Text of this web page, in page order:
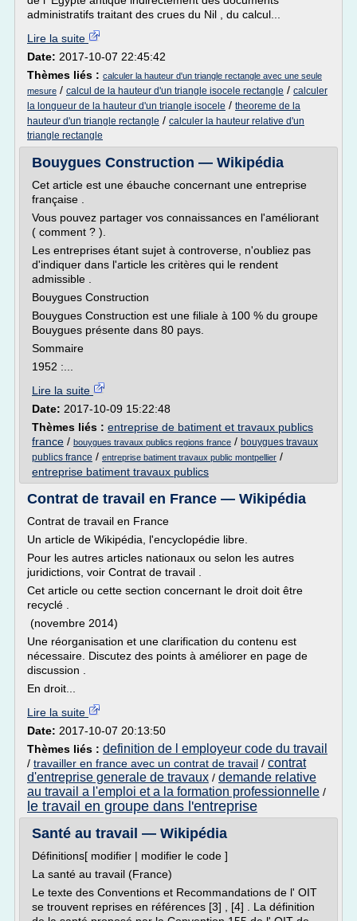
administratifs traitant des crues du Nil , du calcul...
Lire la suite
Date: 2017-10-07 22:45:42
Thèmes liés : calculer la hauteur d'un triangle rectangle avec une seule
mesure / calcul de la hauteur d'un triangle isocele rectangle / calculer
la longueur de la hauteur d'un triangle isocele / theoreme de la
hauteur d'un triangle rectangle / calculer la hauteur relative d'un
triangle rectangle
Bouygues Construction — Wikipédia
Cet article est une ébauche concernant une entreprise
française .
Vous pouvez partager vos connaissances en l'améliorant
( comment ? ).
Les entreprises étant sujet à controverse, n'oubliez pas
d'indiquer dans l'article les critères qui le rendent
admissible .
Bouygues Construction
Bouygues Construction est une filiale à 100 % du groupe
Bouygues présente dans 80 pays.
Sommaire
1952 :...
Lire la suite
Date: 2017-10-09 15:22:48
Thèmes liés : entreprise de batiment et travaux publics
france / bouygues travaux publics regions france / bouygues travaux
publics france / entreprise batiment travaux public montpellier /
entreprise batiment travaux publics
Contrat de travail en France — Wikipédia
Contrat de travail en France
Un article de Wikipédia, l'encyclopédie libre.
Pour les autres articles nationaux ou selon les autres
juridictions, voir Contrat de travail .
Cet article ou cette section concernant le droit doit être
recyclé .
(novembre 2014)
Une réorganisation et une clarification du contenu est
nécessaire. Discutez des points à améliorer en page de
discussion .
En droit...
Lire la suite
Date: 2017-10-07 20:13:50
Thèmes liés : definition de l employeur code du travail
/ travailler en france avec un contrat de travail / contrat
d'entreprise generale de travaux / demande relative
au travail a l'emploi et a la formation professionnelle /
le travail en groupe dans l'entreprise
Santé au travail — Wikipédia
Définitions[ modifier | modifier le code ]
La santé au travail (France)
Le texte des Conventions et Recommandations de l' OIT
se trouvent reprises en références [3] , [4] . La définition